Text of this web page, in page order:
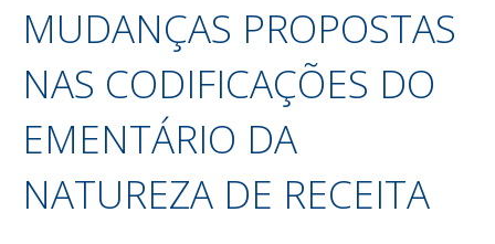
MUDANÇAS PROPOSTAS
NAS CODIFICAÇÕES DO
EMENTÁRIO DA
NATUREZA DE RECEITA